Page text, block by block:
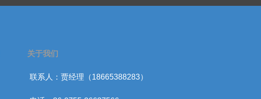
联系人：贾经理（18665388283）
关于我们